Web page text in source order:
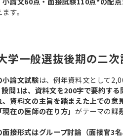
す。
学一般選抜後期の二次
小論文試験は、例年資料文として
設問1は、資料文を200字で要約する
、資料文の主旨を踏まえた上での意
「現在の医師の在り方」 がテーマの課
接形式はグループ討論（面接官3